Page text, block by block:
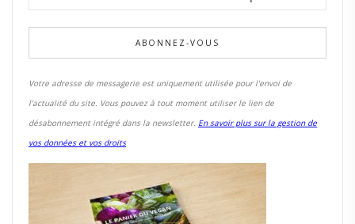
Votre adresse de messagerie est uniquement utilisée pour l'envoi de
l'actualité du site. Vous pouvez à tout moment utiliser le lien de
désabonnement intégré dans la newsletter. En savoir plus sur la gestion de
vos données et vos droits